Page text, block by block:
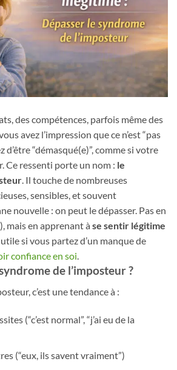
des compétences, parfois même des
avez l’impression que ce n’est “pas
d’être “démasqué(e)”, comme si votre
Ce ressenti porte un nom : le
. Il touche de nombreuses
sensibles, et souvent
nouvelle : on peut le dépasser. Pas en
mais en apprenant à se sentir légitime
si vous partez d’un manque de
confiance en soi.
de l’imposteur ?
c’est une tendance à :
(“c’est normal”, “j’ai eu de la
(“eux, ils savent vraiment”)